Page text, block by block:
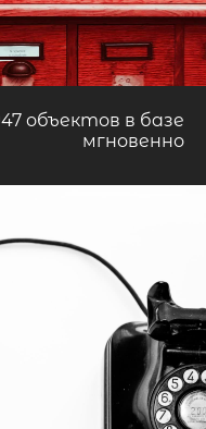
объектов в базе
мгновенно